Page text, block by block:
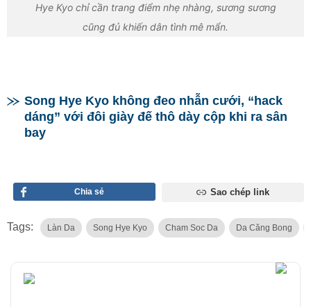
Hye Kyo chỉ cần trang điểm nhẹ nhàng, sương sương
cũng đủ khiến dân tình mê mẩn.
Song Hye Kyo không đeo nhẫn cưới, “hack
dáng” với đôi giày đế thô dày cộp khi ra sân
bay
Chia sẻ Sao chép link
Tags: Làn Da Song Hye Kyo Cham Soc Da Da Căng Bong